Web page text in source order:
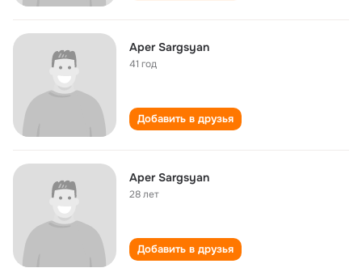
Aper Sargsyan
41 год
Добавить в друзья
Aper Sargsyan
28 лет
Добавить в друзья